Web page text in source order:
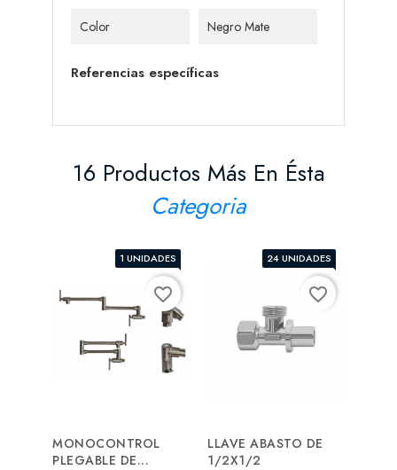
Color Negro Mate
Referencias específicas
16 Productos Más En Ésta
Categoria
1 UNIDADES
MONOCONTROL
PLEGABLE DE...
favorite_border
24 UNIDADES
LLAVE ABASTO DE
1/2X1/2
favorite_border